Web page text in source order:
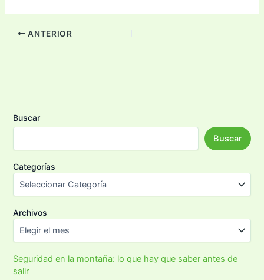
ANTERIOR
Buscar
Buscar
Categorías
Archivos
Seguridad en la montaña: lo que hay que saber antes de
salir